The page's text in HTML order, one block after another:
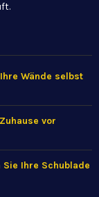
Wände selbst
vor
Ihre Schublade